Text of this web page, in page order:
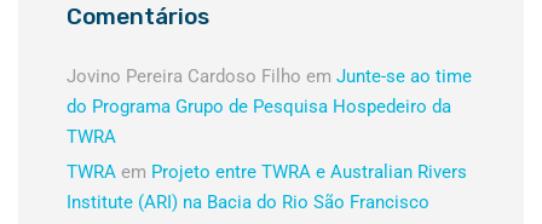
Comentários
Jovino Pereira Cardoso Filho em Junte-se ao time
do Programa Grupo de Pesquisa Hospedeiro da
TWRA
TWRA em Projeto entre TWRA e Australian Rivers
Institute (ARI) na Bacia do Rio São Francisco